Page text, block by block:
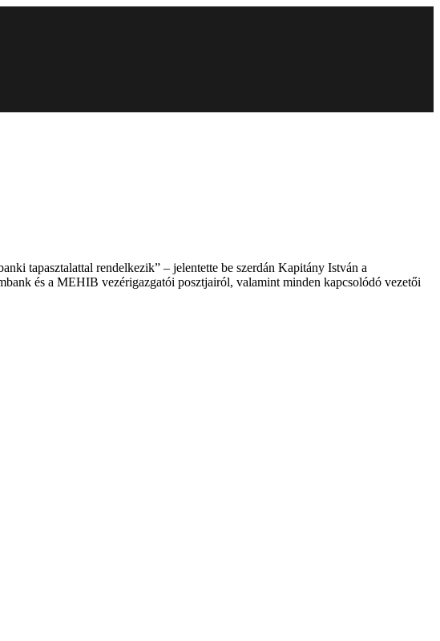
tapasztalattal rendelkezik” – jelentette be szerdán Kapitány István a
és a MEHIB vezérigazgatói posztjairól, valamint minden kapcsolódó vezetői